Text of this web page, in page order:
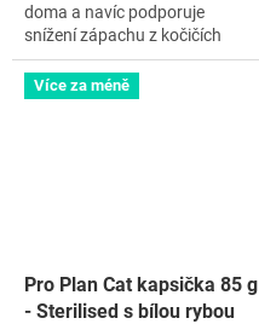
doma a navíc podporuje
snížení zápachu z kočičích
toalet a vzniku trichobezoárů.
Více za méně
Pro Plan Cat kapsička 85 g
- Sterilised s bílou rybou